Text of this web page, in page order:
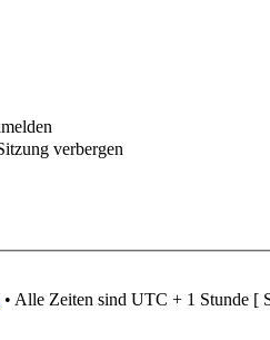
verbergen
• Alle Zeiten sind UTC + 1 Stunde [